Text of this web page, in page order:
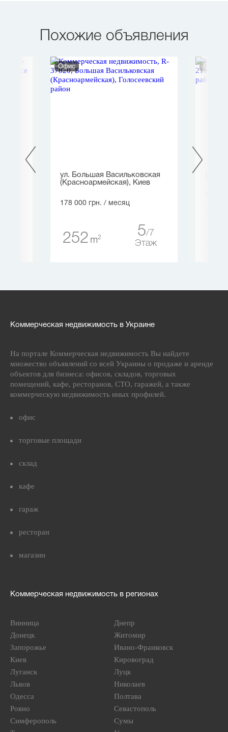
Похожие объявления
Офис
ул. Большая Васильковская
(Красноармейская), Киев
178 000 грн. / месяц
252 m2 5
7
Этаж
Офис
Коммерческая недвижимость в Украине
На портале Коммерческая недвижимость Вы найдете
множество объявлений со всей Украины о продаже и аренде
объектов для бизнеса: офисов, складов, торговых
помещений, кафе, ресторанов, СТО, гаражей, а также
коммерческую недвижимость иных профилей.
офис
торговые площади
склад
кафе
гараж
ресторан
магазин
Коммерческая недвижимость в регионах
Винница
Днепр
Донецк
Житомир
Запорожье
Ивано-Франковск
Киев
Кировоград
Луганск
Луцк
Львов
Николаев
Одесса
Полтава
Ровно
Севастополь
Симферополь
Сумы